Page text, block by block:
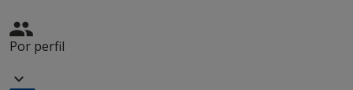
Por perfil